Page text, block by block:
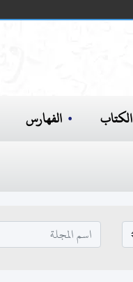
الكتاب الفهارس